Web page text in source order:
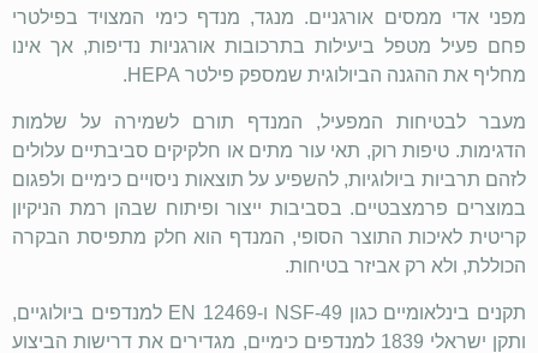
מפני אדי ממסים אורגניים. מנגד, מנדף כימי המצויד בפילטרי
פחם פעיל מטפל ביעילות בתרכובות אורגניות נדיפות, אך אינו
מחליף את ההגנה הביולוגית שמספק פילטר HEPA
.
מעבר לבטיחות המפעיל, המנדף תורם לשמירה על שלמות
הדגימות. טיפות רוק, תאי עור מתים או חלקיקים סביבתיים עלולים
לזהם תרביות ביולוגיות, להשפיע על תוצאות ניסויים כימיים ולפגום
במוצרים פרמצבטיים. בסביבות ייצור ופיתוח שבהן רמת הניקיון
קריטית לאיכות התוצר הסופי, המנדף הוא חלק מתפיסת הבקרה
הכוללת, ולא רק אביזר בטיחות.
תקנים בינלאומיים כגון NSF-49 ו-EN 12469 למנדפים ביולוגיים,
ותקן ישראלי 1839 למנדפים כימיים, מגדירים את דרישות הביצוע